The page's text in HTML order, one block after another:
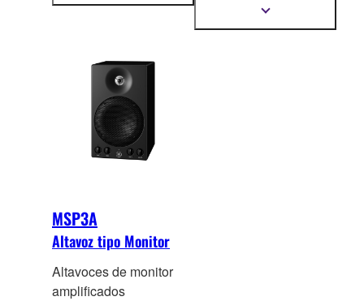
hogar o para el estudio,
con el legendario cono
Mostrar
MSP3A
Altavoz tipo Monitor
Altavoces de monitor
amplificados